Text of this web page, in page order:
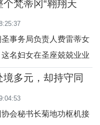
举行的评估会议，借以
划下句号。该文件不同
公布在synod.va网站
秘书长格雷奇枢机解释
梵蒂冈“翱翔天
事务局负责人费雷蒂女
名妇女在圣座兢兢业业
安排飞机和行程，总是乐
不论是为教宗，还是为弱
一个，我都随时打开电
多元，却持守同
会秘书长菊地功枢机接